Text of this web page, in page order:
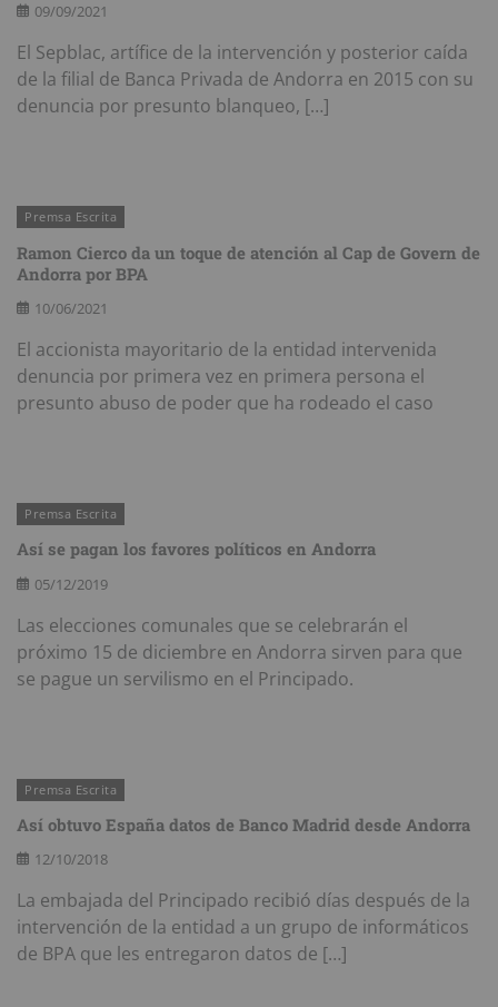
09/09/2021
El Sepblac, artífice de la intervención y posterior caída
de la filial de Banca Privada de Andorra en 2015 con su
denuncia por presunto blanqueo, […]
Premsa Escrita
Ramon Cierco da un toque de atención al Cap de Govern de
Andorra por BPA
10/06/2021
El accionista mayoritario de la entidad intervenida
denuncia por primera vez en primera persona el
presunto abuso de poder que ha rodeado el caso
Premsa Escrita
Así se pagan los favores políticos en Andorra
05/12/2019
Las elecciones comunales que se celebrarán el
próximo 15 de diciembre en Andorra sirven para que
se pague un servilismo en el Principado.
Premsa Escrita
Así obtuvo España datos de Banco Madrid desde Andorra
12/10/2018
La embajada del Principado recibió días después de la
intervención de la entidad a un grupo de informáticos
de BPA que les entregaron datos de […]